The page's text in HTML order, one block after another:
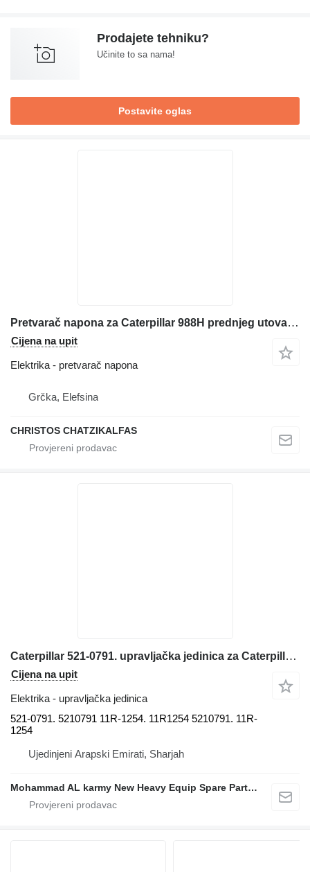
Prodajete tehniku?
Učinite to sa nama!
Postavite oglas
Pretvarač napona za Caterpillar 988H prednjeg utovarivača
Cijena na upit
Elektrika - pretvarač napona
Grčka, Elefsina
CHRISTOS CHATZIKALFAS
Caterpillar 521-0791. upravljačka jedinica za Caterpillar prednjeg utovarivača
Cijena na upit
Elektrika - upravljačka jedinica
521-0791. 5210791 11R-1254. 11R1254 5210791. 11R-
1254
Ujedinjeni Arapski Emirati, Sharjah
Mohammad AL karmy New Heavy Equip Spare Parts TR L.L.C Sole proprietorship